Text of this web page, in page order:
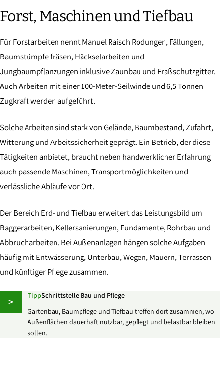
Forst, Maschinen und Tiefbau
Für Forstarbeiten nennt Manuel Raisch Rodungen, Fällungen,
Baumstümpfe fräsen, Häckselarbeiten und
Jungbaumpflanzungen inklusive Zaunbau und Fraßschutzgitter.
Auch Arbeiten mit einer 100-Meter-Seilwinde und 6,5 Tonnen
Zugkraft werden aufgeführt.
Solche Arbeiten sind stark von Gelände, Baumbestand, Zufahrt,
Witterung und Arbeitssicherheit geprägt. Ein Betrieb, der diese
Tätigkeiten anbietet, braucht neben handwerklicher Erfahrung
auch passende Maschinen, Transportmöglichkeiten und
verlässliche Abläufe vor Ort.
Der Bereich Erd- und Tiefbau erweitert das Leistungsbild um
Baggerarbeiten, Kellersanierungen, Fundamente, Rohrbau und
Abbrucharbeiten. Bei Außenanlagen hängen solche Aufgaben
häufig mit Entwässerung, Unterbau, Wegen, Mauern, Terrassen
und künftiger Pflege zusammen.
> TippSchnittstelle Bau und Pflege
Gartenbau, Baumpflege und Tiefbau treffen dort zusammen, wo
Außenflächen dauerhaft nutzbar, gepflegt und belastbar bleiben
sollen.